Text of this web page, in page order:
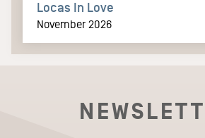
Locas In Love
November 2026